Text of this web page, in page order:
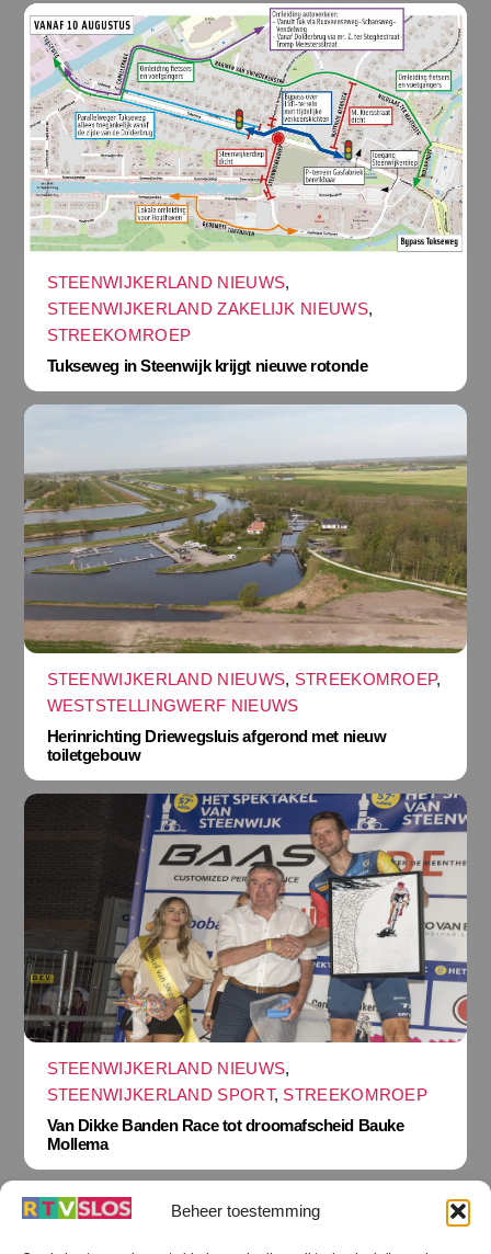
Beheer toestemming
STEENWIJKERLAND NIEUWS,
STEENWIJKERLAND ZAKELIJK NIEUWS,
STREEKOMROEP
Tukseweg in Steenwijk krijgt nieuwe rotonde
STEENWIJKERLAND NIEUWS, STREEKOMROEP,
WESTSTELLINGWERF NIEUWS
Herinrichting Driewegsluis afgerond met nieuw
toiletgebouw
STEENWIJKERLAND NIEUWS,
STEENWIJKERLAND SPORT, STREEKOMROEP
Van Dikke Banden Race tot droomafscheid Bauke
Mollema